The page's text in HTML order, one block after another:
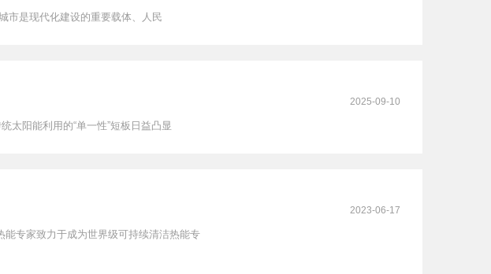
市是现代化建设的重要载体、人民
太阳能利用的“单一性”短板日益凸显
2025-09-10
专家致力于成为世界级可持续清洁热能专
2023-06-17